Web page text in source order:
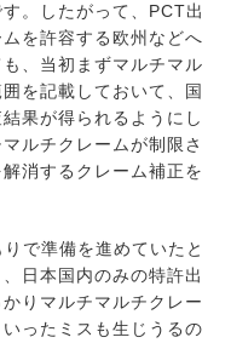
。したがって、PCT出
を許容する欧州などへ
、当初まずマルチマル
を記載しておいて、国
果が得られるようにし
ルチクレームが制限さ
消するクレーム補正を
で準備を進めていたと
日本国内のみの特許出
りマルチマルチクレー
ったミスも生じうるの